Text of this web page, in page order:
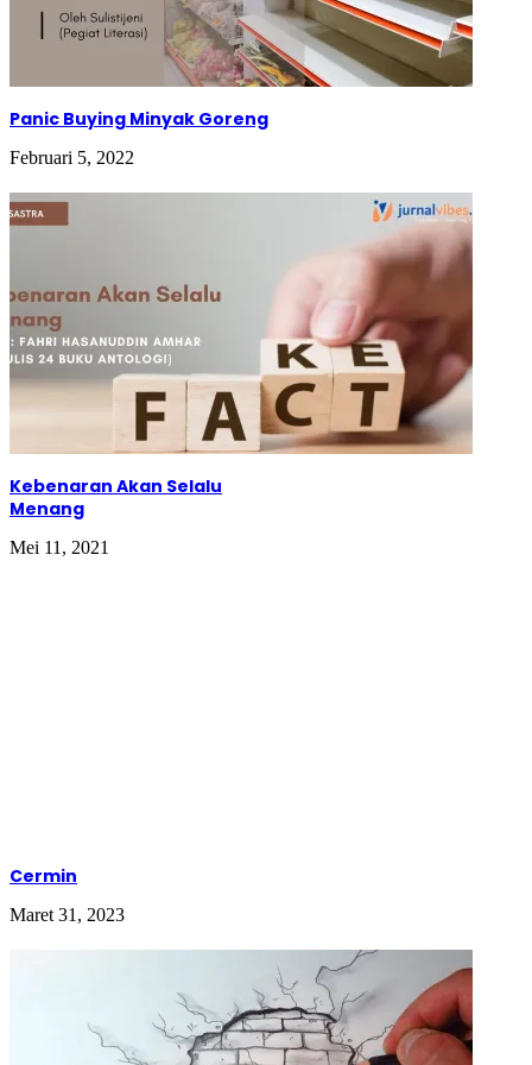
beberapa lembar kertas dan laptop yang sudah
menungguku. Aku mencari informasi. Tanganku sibuk
untuk mengetik, mataku sibuk untuk menjelajah tulisan,
berharap ada yang sesuai denganku.Got it.
Esoknya, pukul 8 pagi aku sudah siap dengan baju rapiku.
Jawabannya, kuingin bekerja. Ini adalah salah satu
kehidupanku di sini. Aku hanya menggunakan uang itu
untuk membayar uang sekolahku. Singkatnya, aku
di sebuah perusahaan fast
food. Di sana aku melamar menjadi pelayan, iya pelayan.
Bukankah ini yang kudambakan? Hari-hariku mulai
bewarna. Aku sibuk dengan kegiatanku. Menyiapkan
sekolah, dorm, dan bekerja. Aku mulai lupa dengan
kegalauanku. Kadang aku menyadarithis is my real life.
Aku merasa cukup hebat, bisa menghilangkan
kegalauanku selama ini. Beberapa tahun aku di sini, aku
seperti menemukan hidup baru. Selalu senang rasanya
ketika aku harus dimarahi oleh bos, gajiku dipotong,
namun itu menyenangkan.
Tapi hari itu berubah. Semua berubah. Aku mulai merasa
kejenuhan yang sangat. Aku mulai kembali merasa putus
mendapatkan itu. Iya, aku masuk ke dalam top’s student
itu. Tak usah dipungkiri.
Kami hanya diberi waktu dua pekan untuk mempersiapkan
semuanya. Mulai dari persiapan pribadi hingga tugas akhir
yang akan kami presentasikan. Seluruh dana akan
ditanggung oleh kampus. Jadi kami benar-benar hanya
menyiapkan diri kami saja.
Panic Buying Minyak Goreng
Februari 5, 2022
Kebenaran Akan Selalu
Menang
Mei 11, 2021
Cermin
Maret 31, 2023